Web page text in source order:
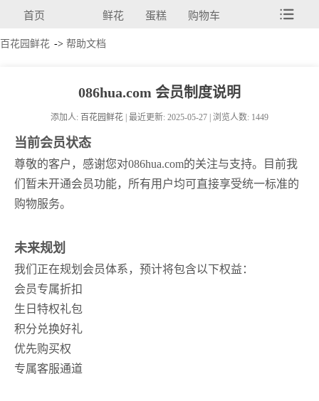
首页 鲜花 蛋糕 购物车
百花园鲜花 -> 帮助文档
086hua.com 会员制度说明
添加人: 百花园鲜花 | 最近更新: 2025-05-27 | 浏览人数: 1449
当前会员状态
尊敬的客户，感谢您对086hua.com的关注与支持。目前我
们暂未开通会员功能，所有用户均可直接享受统一标准的
购物服务。
未来规划
我们正在规划会员体系，预计将包含以下权益：
会员专属折扣
生日特权礼包
积分兑换好礼
优先购买权
专属客服通道